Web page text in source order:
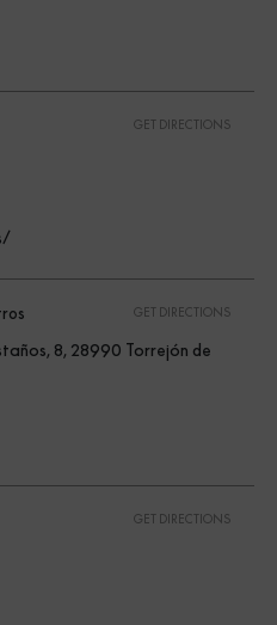
GET DIRECTIONS
GET DIRECTIONS
8, 28990 Torrejón de
GET DIRECTIONS